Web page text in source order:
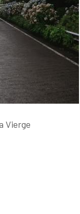
Vierge